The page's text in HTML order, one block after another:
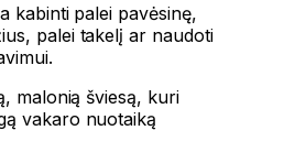
kabinti palei pavėsinę,
palei takelį ar naudoti
malonią šviesą, kuri
vakaro nuotaiką